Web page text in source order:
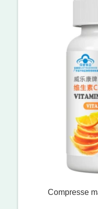
Compresse